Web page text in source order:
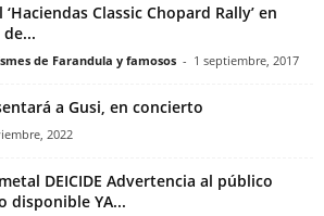
Classic Chopard Rally’ en
de Farandula y famosos - 1 septiembre, 2017
a Gusi, en concierto
2022
DEICIDE Advertencia al público
disponible YA...